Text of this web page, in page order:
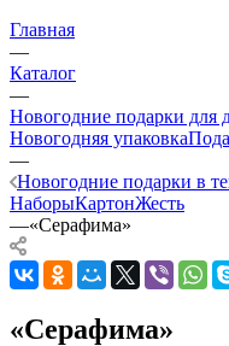
Главная
—
Каталог
—
Новогодние подарки для
Новогодняя упаковка
—
Новогодние подарки в
НаборыКартонЖесть
—«Серафима»
«Серафима»